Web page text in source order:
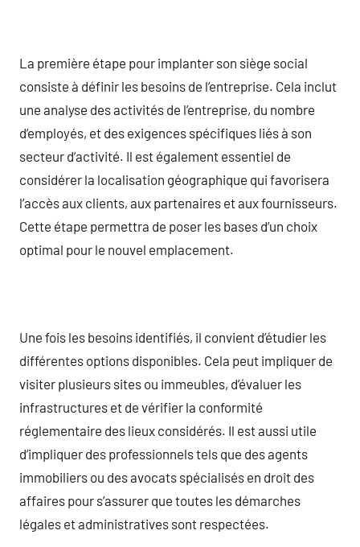
La première étape pour implanter son siège social
consiste à définir les besoins de l’entreprise. Cela inclut
une analyse des activités de l’entreprise, du nombre
d’employés, et des exigences spécifiques liés à son
secteur d’activité. Il est également essentiel de
considérer la localisation géographique qui favorisera
l’accès aux clients, aux partenaires et aux fournisseurs.
Cette étape permettra de poser les bases d’un choix
optimal pour le nouvel emplacement.
Une fois les besoins identifiés, il convient d’étudier les
différentes options disponibles. Cela peut impliquer de
visiter plusieurs sites ou immeubles, d’évaluer les
infrastructures et de vérifier la conformité
réglementaire des lieux considérés. Il est aussi utile
d’impliquer des professionnels tels que des agents
immobiliers ou des avocats spécialisés en droit des
affaires pour s’assurer que toutes les démarches
légales et administratives sont respectées.